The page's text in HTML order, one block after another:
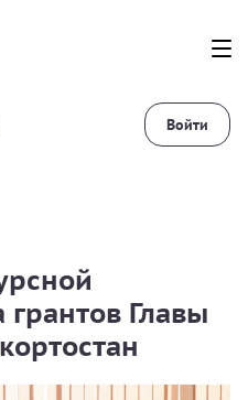
Войти
Главы